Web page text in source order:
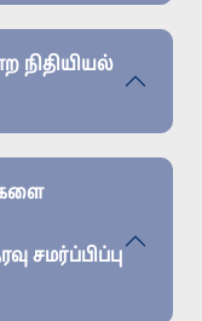
நிதியியல்
சமர்ப்பிப்பு